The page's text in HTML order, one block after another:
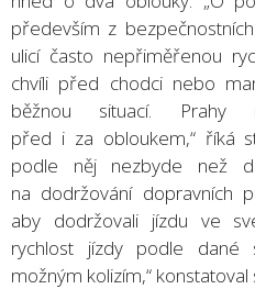
především z
ulicí často nepřiměřenou
chvíli před chodci nebo
běžnou situací. Prahy
před i za obloukem,“ říká
podle něj nezbyde než
na dodržování dopravních
aby dodržovali jízdu ve
rychlost jízdy podle dané
možným kolizím,“ konstatoval